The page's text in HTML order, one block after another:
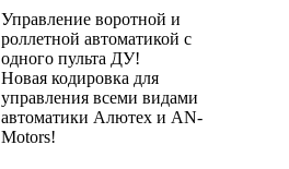
Управление воротной и
роллетной автоматикой с
одного пульта ДУ!
Новая кодировка для
управления всеми видами
автоматики Алютех и AN-
Motors!